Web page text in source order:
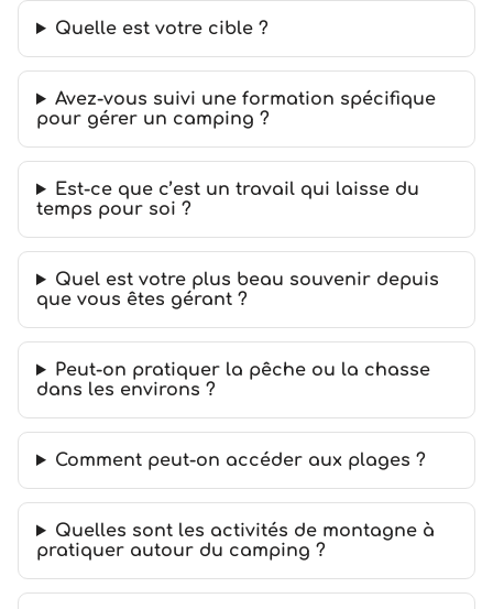
Quelle est votre cible ?
Avez-vous suivi une formation spécifique
pour gérer un camping ?
Est-ce que c’est un travail qui laisse du
temps pour soi ?
Quel est votre plus beau souvenir depuis
que vous êtes gérant ?
Peut-on pratiquer la pêche ou la chasse
dans les environs ?
Comment peut-on accéder aux plages ?
Quelles sont les activités de montagne à
pratiquer autour du camping ?